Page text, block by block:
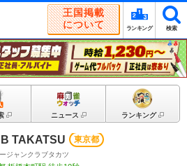
王国掲載
について
ランキング 検索
ニュース ランキング
TAKATSU 東京都
ジャンクラブタカツ